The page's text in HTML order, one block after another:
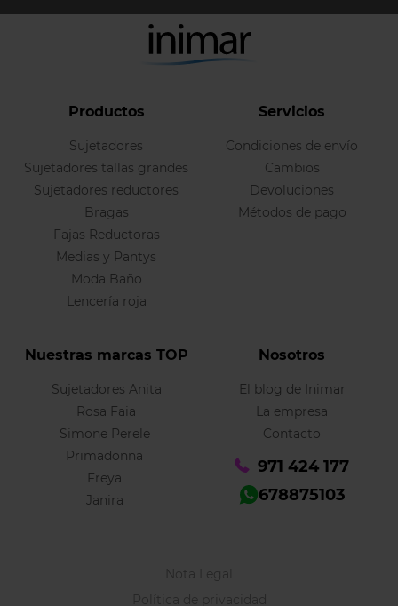
Productos
Sujetadores
Sujetadores tallas grandes
Sujetadores reductores
Bragas
Fajas Reductoras
Medias y Pantys
Moda Baño
Lencería roja
Servicios
Condiciones de envío
Cambios
Devoluciones
Métodos de pago
Nuestras marcas TOP
Sujetadores Anita
Rosa Faia
Simone Perele
Primadonna
Freya
Janira
Nosotros
El blog de Inimar
La empresa
Contacto
971 424 177
678875103
Nota Legal
Política de privacidad